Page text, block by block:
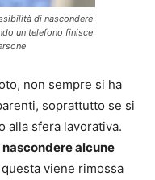
di nascondere
un telefono finisce
non sempre si ha
soprattutto se si
alla sfera lavorativa.
alcune
viene rimossa